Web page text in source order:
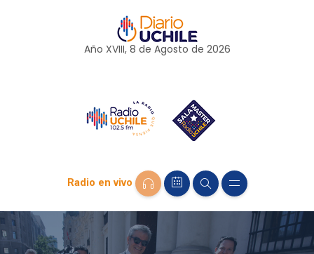
Año XVIII, 8 de Agosto de 2026
Radio en vivo